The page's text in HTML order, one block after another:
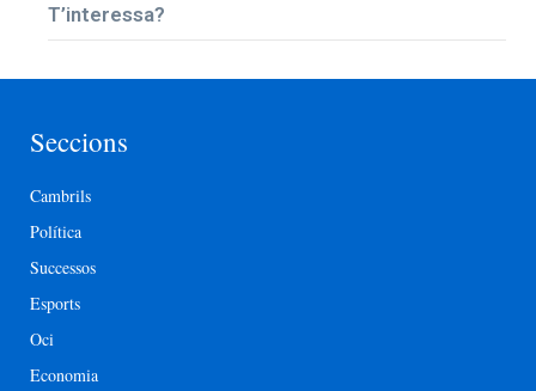
T’interessa?
Seccions
Cambrils
Política
Successos
Esports
Oci
Economia